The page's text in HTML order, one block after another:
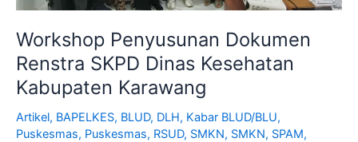
Workshop Penyusunan Dokumen
Renstra SKPD Dinas Kesehatan
Kabupaten Karawang
Artikel, BAPELKES, BLUD, DLH, Kabar BLUD/BLU,
Puskesmas, Puskesmas, RSUD, SMKN, SMKN, SPAM,